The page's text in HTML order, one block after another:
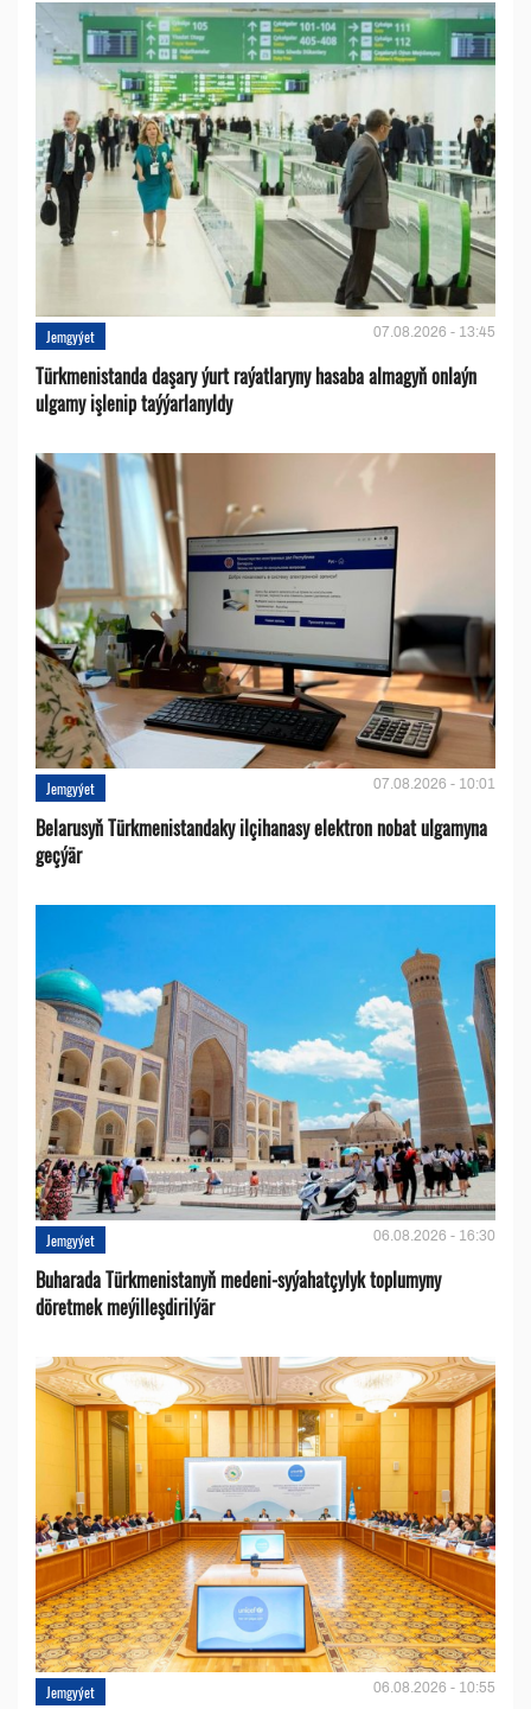
Jemgyýet 07.08.2026 - 13:45
Türkmenistanda daşary ýurt raýatlaryny hasaba almagyň onlaýn
ulgamy işlenip taýýarlanyldy
Jemgyýet 07.08.2026 - 10:01
Belarusyň Türkmenistandaky ilçihanasy elektron nobat ulgamyna
geçýär
Jemgyýet 06.08.2026 - 16:30
Buharada Türkmenistanyň medeni-syýahatçylyk toplumyny
döretmek meýilleşdirilýär
Jemgyýet 06.08.2026 - 10:55